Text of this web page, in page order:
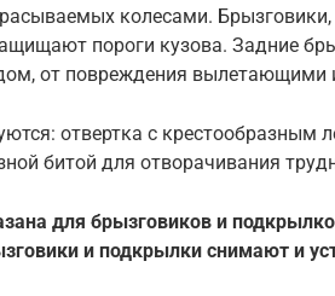
колесами.
пороги кузова. Задние
от повреждения вылетающими
отвертка с крестообразным
битой для отворачивания
для брызговиков и
и подкрылки снимают и